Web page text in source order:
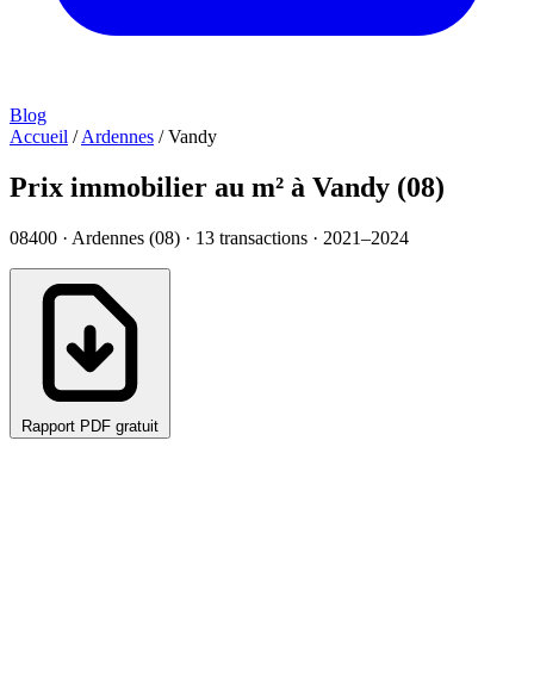
Blog
Accueil / Ardennes / Vandy
Prix immobilier au m² à Vandy (08)
08400 · Ardennes (08) · 13 transactions · 2021–2024
Rapport PDF gratuit